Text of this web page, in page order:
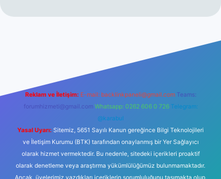
Reklam ve İletişim: E-mail: backlinkpaneli@gmail.com Teams:
forumhizmeti@gmail.com Whatsapp: 0262 606 0 726 Telegram:
@karabul
Yasal Uyarı: Sitemiz, 5651 Sayılı Kanun gereğince Bilgi Teknolojileri
ve İletişim Kurumu (BTK) tarafından onaylanmış bir Yer Sağlayıcı
olarak hizmet vermektedir. Bu nedenle, sitedeki içerikleri proaktif
olarak denetleme veya araştırma yükümlülüğümüz bulunmamaktadır.
Ancak, üyelerimiz yazdıkları içeriklerin sorumluluğunu taşımakta olup,